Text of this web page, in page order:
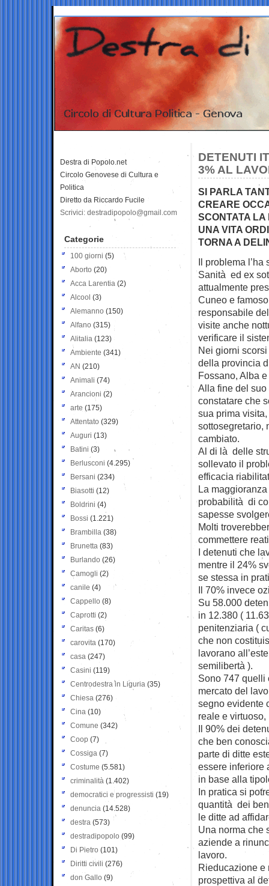
DETENUTI
3% AL
SI PARLA
CREARE
SCONTATA LA
UNA VITA
TORNA A
Il problema
Sanità ed ex
attualmente
Cuneo e
responsabile
visite anche
verificare il
Nei giorni
della provincia
Fossano, Alba
Alla fine del
constatare che
sua prima
sottosegretario,
cambiato.
Al di là delle
sollevato il
efficacia
La
probabilità di
sapesse
Molti
commettere
I detenuti che
mentre il 24%
se stessa in
Il 70% invece
Su 58.000
in 12.380 (
penitenziaria (
che non
lavorano
semilibertà ).
Sono 747 quelli
mercato del
segno evidente
reale e
Il 90% dei
che ben
parte di ditte
essere inferiore
in base alla
In pratica si
quantità dei
le ditte ad
Una norma che
aziende a
lavoro.
Rieducazione e
prospettiva al
Destra di Popolo.net
Circolo Genovese di Cultura e
Politica
Diretto da Riccardo Fucile
Scrivici: destradipopolo@gmail.com
Categorie
100 giorni (5)
Aborto (20)
Acca Larentia (2)
Alcool (3)
Alemanno (150)
Alfano (315)
Alitalia (123)
Ambiente (341)
AN (210)
Animali (74)
Arancioni (2)
arte (175)
Attentato (329)
Auguri (13)
Batini (3)
Berlusconi (4.295)
Bersani (234)
Biasotti (12)
Boldrini (4)
Bossi (1.221)
Brambilla (38)
Brunetta (83)
Burlando (26)
Camogli (2)
canile (4)
Cappello (8)
Caprotti (2)
Caritas (6)
carovita (170)
casa (247)
Casini (119)
Centrodestra in Liguria (35)
Chiesa (276)
Cina (10)
Comune (342)
Coop (7)
Cossiga (7)
Costume (5.581)
criminalità (1.402)
democratici e progressisti (19)
denuncia (14.528)
destra (573)
destradipopolo (99)
Di Pietro (101)
Diritti civili (276)
don Gallo (9)